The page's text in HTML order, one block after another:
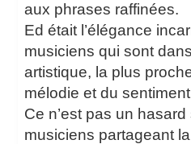
aux phrases raffinées.
Ed était l’élégance
musiciens qui sont
artistique, la plus
mélodie et du
Ce n’est pas un
musiciens partageant